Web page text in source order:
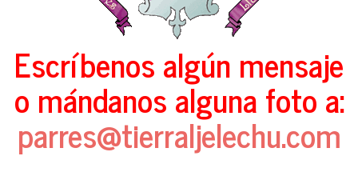
Escríbenos algún mensaje
o mándanos alguna foto a:
parres@tierraljelechu.com